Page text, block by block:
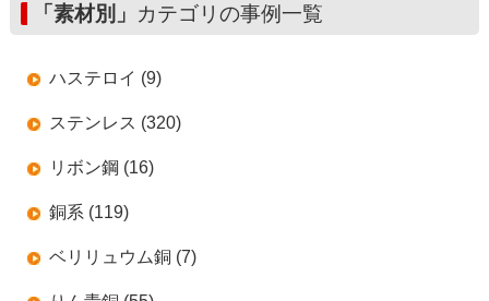
「素材別」 カテゴリの事例一覧
ハステロイ (9)
ステンレス (320)
リボン鋼 (16)
銅系 (119)
ベリリュウム銅 (7)